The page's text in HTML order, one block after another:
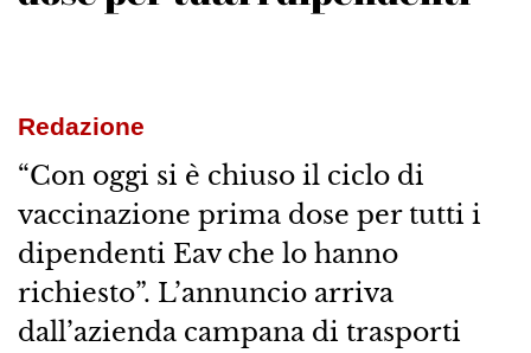
Redazione
“Con oggi si è chiuso il ciclo di
vaccinazione prima dose per tutti i
dipendenti Eav che lo hanno
richiesto”. L’annuncio arriva
dall’azienda campana di trasporti